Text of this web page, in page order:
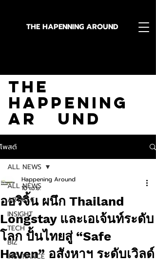
THE HAPENNING AROUND
The
Happening
Ar und
โพสต์
ALL NEWS
ARTICLE
INSIGHT
TECH
BIZ
INSURANCE
ALL NEWS
ออริจิ้น ผนึก Thailand
Longstay และเอเจ้นท์ระดับ
โลก ปั้นไทยสู่ “Safe
Haven” อสังหาฯ ระดับเวิลด์
Happening Around
10 เม.ย.